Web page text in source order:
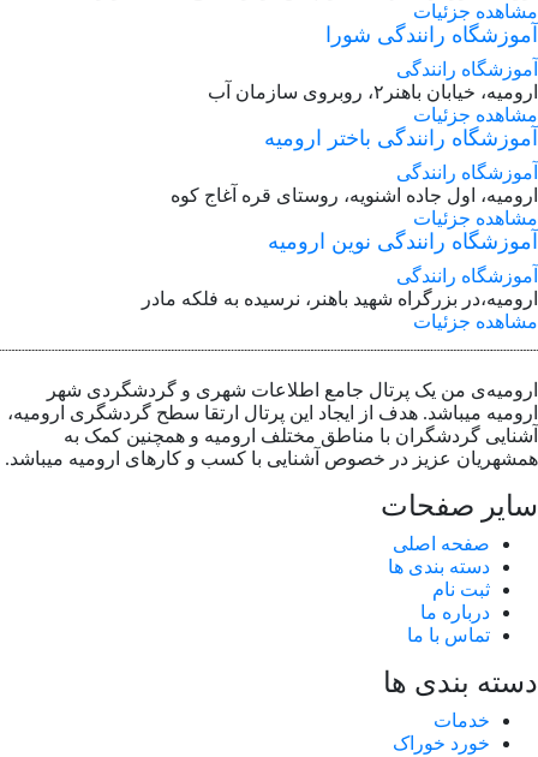
جزئیات
رانندگی شورا
رانندگی
خیابان باهنر۲، روبروی سازمان آب
جزئیات
رانندگی باختر ارومیه
رانندگی
اول جاده اشنویه، روستای قره آغاج کوه
جزئیات
رانندگی نوین ارومیه
رانندگی
بزرگراه شهید باهنر، نرسیده به فلکه مادر
جزئیات
من یک پرتال جامع اطلاعات شهری و گردشگردی شهر
میباشد. هدف از ایجاد این پرتال ارتقا سطح گردشگری ارومیه،
گردشگران با مناطق مختلف ارومیه و همچنین کمک به
عزیز در خصوص آشنایی با کسب و کارهای ارومیه میباشد.
صفحات
صفحه اصلی
دسته بندی ها
ثبت نام
درباره ما
تماس با ما
بندی ها
خدمات
خورد خوراک